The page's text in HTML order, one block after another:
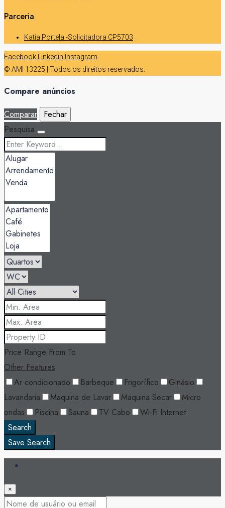
Parceria
Katia Portela -Solicitadora CP5703
Facebook Linkedin Instagram
© AMI 13225 | Todos os direitos reservados.
Compare anúncios
Comparar
Fechar
Pesquisa
Price Range From To
Other Features
Ar condicionado
Barbeque Frigorífico
Ginásio
Lavandaria
Maquina de Lavar Maquina Secar
Micro
ondas
Piscina Sauna TV Cabo
Wi-Fi Internet
Search
Save Search
×